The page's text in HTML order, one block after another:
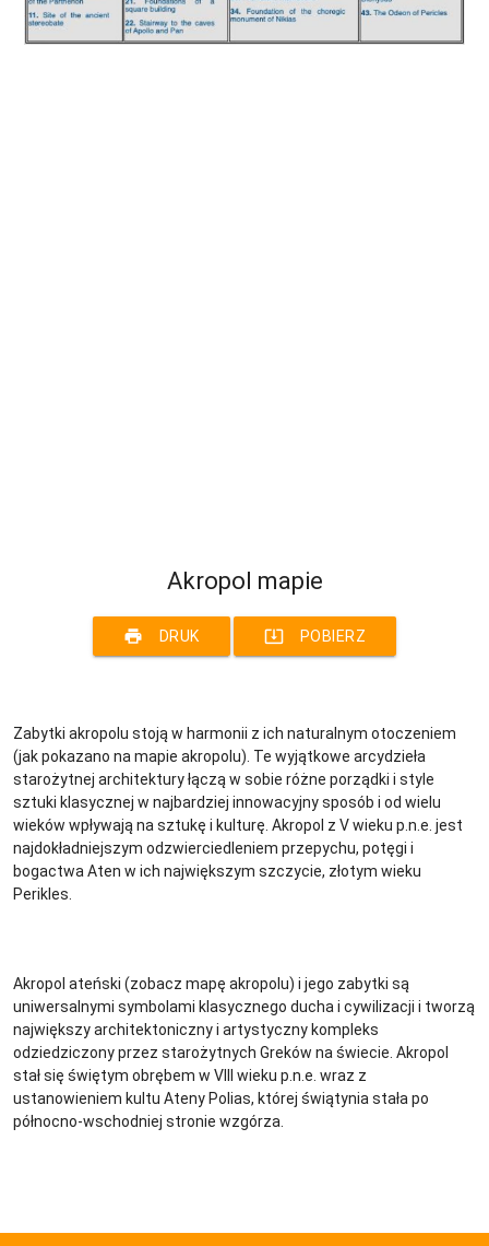
Akropol mapie
print DRUK system_update_alt POBIERZ
Zabytki akropolu stoją w harmonii z ich naturalnym otoczeniem
(jak pokazano na mapie akropolu). Te wyjątkowe arcydzieła
starożytnej architektury łączą w sobie różne porządki i style
sztuki klasycznej w najbardziej innowacyjny sposób i od wielu
wieków wpływają na sztukę i kulturę. Akropol z V wieku p.n.e. jest
najdokładniejszym odzwierciedleniem przepychu, potęgi i
bogactwa Aten w ich największym szczycie, złotym wieku
Perikles.
Akropol ateński (zobacz mapę akropolu) i jego zabytki są
uniwersalnymi symbolami klasycznego ducha i cywilizacji i tworzą
największy architektoniczny i artystyczny kompleks
odziedziczony przez starożytnych Greków na świecie. Akropol
stał się świętym obrębem w VIII wieku p.n.e. wraz z
ustanowieniem kultu Ateny Polias, której świątynia stała po
północno-wschodniej stronie wzgórza.